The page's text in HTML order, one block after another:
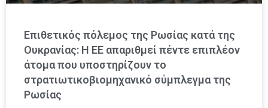
Επιθετικός πόλεμος της Ρωσίας κατά της
Ουκρανίας: Η ΕΕ απαριθμεί πέντε επιπλέον
άτομα που υποστηρίζουν το
στρατιωτικοβιομηχανικό σύμπλεγμα της
Ρωσίας